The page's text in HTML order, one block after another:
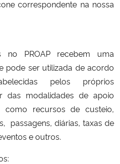
Direitos Humanos
correspondente na nossa
no PROAP recebem uma
pode ser utilizada de acordo
pelos próprios
das modalidades de apoio
como recursos de custeio,
passagens, diárias, taxas de
e outros.